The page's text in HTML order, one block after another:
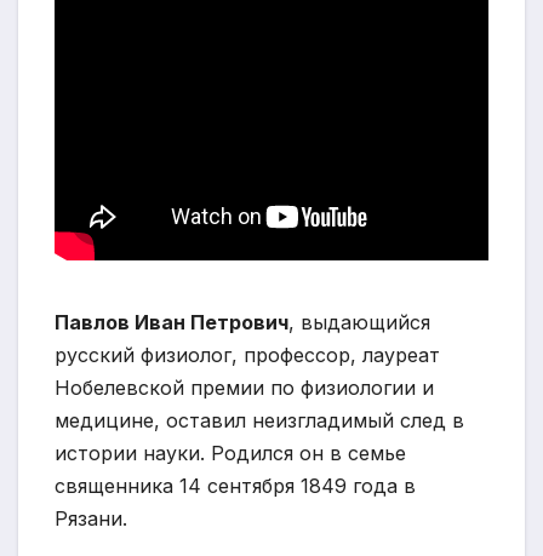
Павлов Иван Петрович, выдающийся
русский физиолог, профессор, лауреат
Нобелевской премии по физиологии и
медицине, оставил неизгладимый след в
истории науки. Родился он в семье
священника 14 сентября 1849 года в
Рязани.